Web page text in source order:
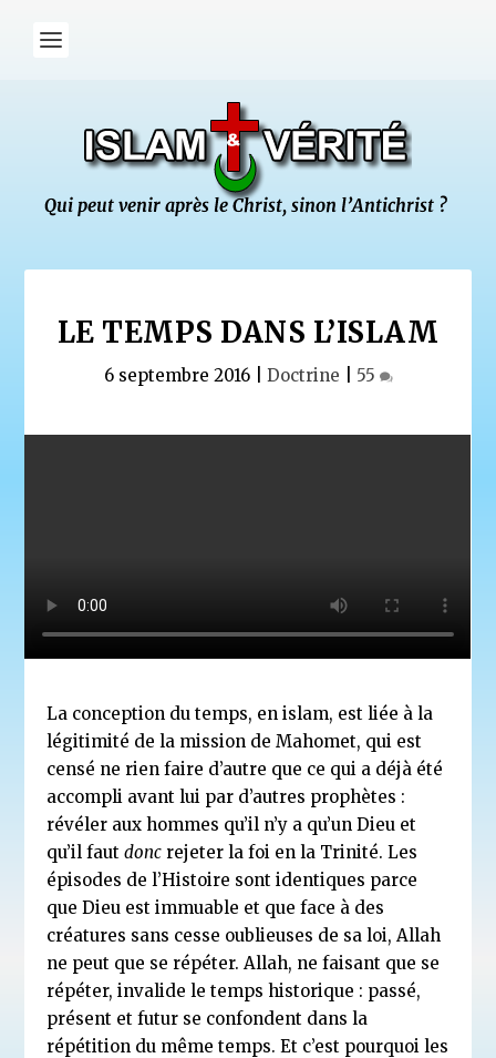
LE TEMPS DANS L’ISLAM
6 septembre 2016| Doctrine 55
La conception du temps, en islam, est liée à la
légitimité de la mission de Mahomet, qui est
censé ne rien faire d’autre que ce qui a déjà été
accompli avant lui par d’autres prophètes :
révéler aux hommes qu’il n’y a qu’un Dieu et
qu’il fautdonc rejeter la foi en la Trinité. Les
épisodes de l’Histoire sont identiques parce
que Dieu est immuable et que face à des
créatures sans cesse oublieuses de sa loi, Allah
ne peut que se répéter. Allah, ne faisant que se
répéter, invalide le temps historique : passé,
présent et futur se confondent dans la
répétition du même temps. Et c’est pourquoi les